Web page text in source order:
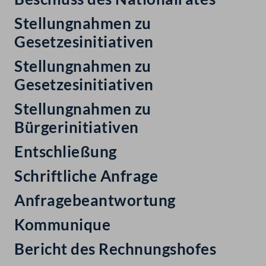
Stellungnahmen zu
Gesetzesinitiativen
Stellungnahmen zu
Gesetzesinitiativen
Stellungnahmen zu
Bürgerinitiativen
Entschließung
Schriftliche Anfrage
Anfragebeantwortung
Kommunique
Bericht des Rechnungshofes